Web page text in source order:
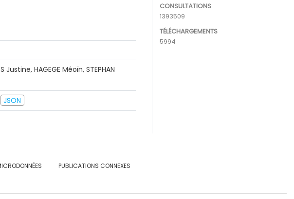
Justine, HAGEGE Méoïn, STEPHAN
JSON
CONSULTATIONS
1393509
TÉLÉCHARGEMENTS
5994
PUBLICATIONS CONNEXES